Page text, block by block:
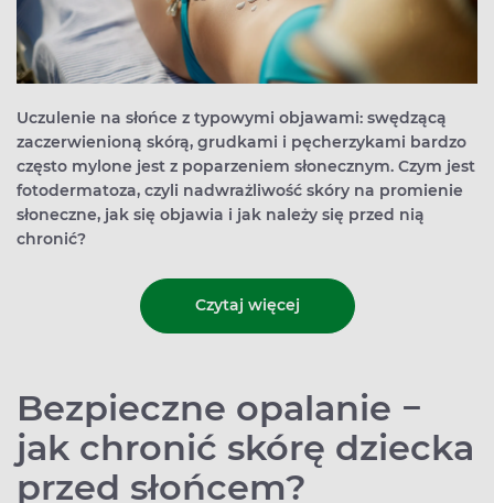
Uczulenie na słońce z typowymi objawami: swędzącą
zaczerwienioną skórą, grudkami i pęcherzykami bardzo
często mylone jest z poparzeniem słonecznym. Czym jest
fotodermatoza, czyli nadwrażliwość skóry na promienie
słoneczne, jak się objawia i jak należy się przed nią
chronić?
Czytaj więcej
Bezpieczne opalanie −
jak chronić skórę dziecka
przed słońcem?